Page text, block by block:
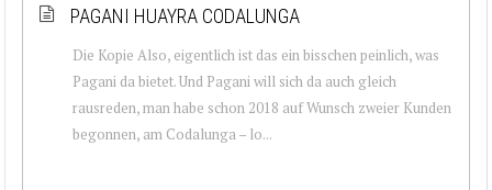
PAGANI HUAYRA CODALUNGA
Die Kopie Also, eigentlich ist das ein bisschen peinlich, was
Pagani da bietet. Und Pagani will sich da auch gleich
rausreden, man habe schon 2018 auf Wunsch zweier Kunden
begonnen, am Codalunga – lo...